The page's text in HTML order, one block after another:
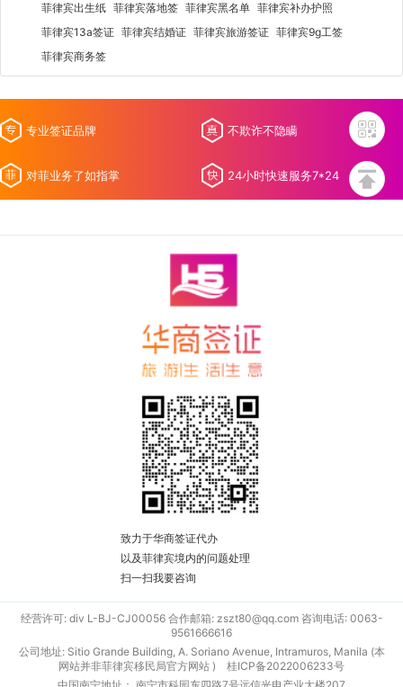
菲律宾出生纸 菲律宾落地签 菲律宾黑名单 菲律宾补办护照
菲律宾13a签证 菲律宾结婚证 菲律宾旅游签证 菲律宾9g工签
菲律宾商务签
专业签证品牌 不欺诈不隐瞒
对菲业务了如指掌 24小时快速服务7*24
致力于华商签证代办
以及菲律宾境内的问题处理
扫一扫我要咨询
经营许可: div L-BJ-CJ00056 合作邮箱: zszt80@qq.com 咨询电话: 0063-
9561666616
公司地址: Sitio Grande Building, A. Soriano Avenue, Intramuros, Manila (本
网站并非菲律宾移民局官方网站 ) 桂ICP备2022006233号